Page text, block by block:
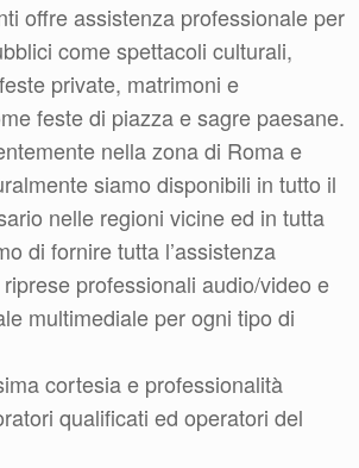
offre assistenza professionale per
come spettacoli culturali,
private, matrimoni e
feste di piazza e sagre paesane.
nella zona di Roma e
siamo disponibili in tutto il
nelle regioni vicine ed in tutta
di fornire tutta l’assistenza
professionali audio/video e
multimediale per ogni tipo di
cortesia e professionalità
qualificati ed operatori del